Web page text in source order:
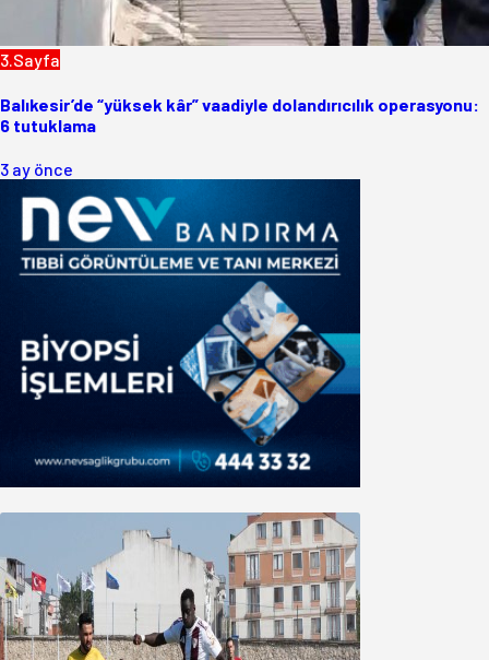
3.Sayfa
Balıkesir’de “yüksek kâr” vaadiyle dolandırıcılık operasyonu:
6 tutuklama
3 ay önce